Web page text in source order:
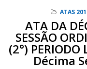
ATAS
ATA DA
SESSÃO
(2°) PERIODO
Décima